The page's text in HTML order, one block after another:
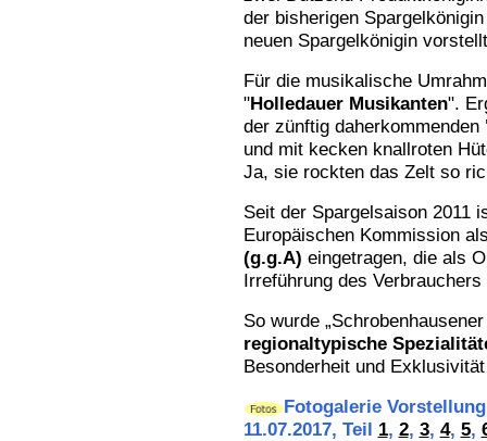
der bisherigen
neuen Spargelkönigin
Für die musikalische
"Holledauer Musikanten".
der zünftig daherkommenden
und mit kecken knallroten
Ja, sie rockten das Zelt so
Seit der Spargelsaison 2011
Europäischen Kommission
(g.g.A) eingetragen, die als
Irreführung des Verbrauchers
So wurde
regionaltypische
Besonderheit und
Fotogalerie
11.07.2017, Teil 1, 2, 3, 4, 5,